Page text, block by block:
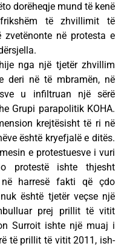
dorëheqje mund të kenë
të zhvillimit të
në protesta e
nga një tjetër zhvillim
deri në të mbramën, në
u infiltruan një sërë
Grupi parapolitik KOHA.
krejtësisht të ri në
është kryefjalë e ditës.
e protestuesve i vuri
protestë ishte thjesht
harresë fakti që çdo
është tjetër veçse një
prej prillit të vitit
Surroit ishte një muaj i
të prillit të vitit 2011, ish-